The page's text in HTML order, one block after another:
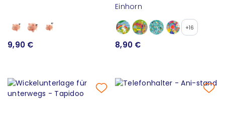
9,90 €
Einhorn
+16
8,90 €